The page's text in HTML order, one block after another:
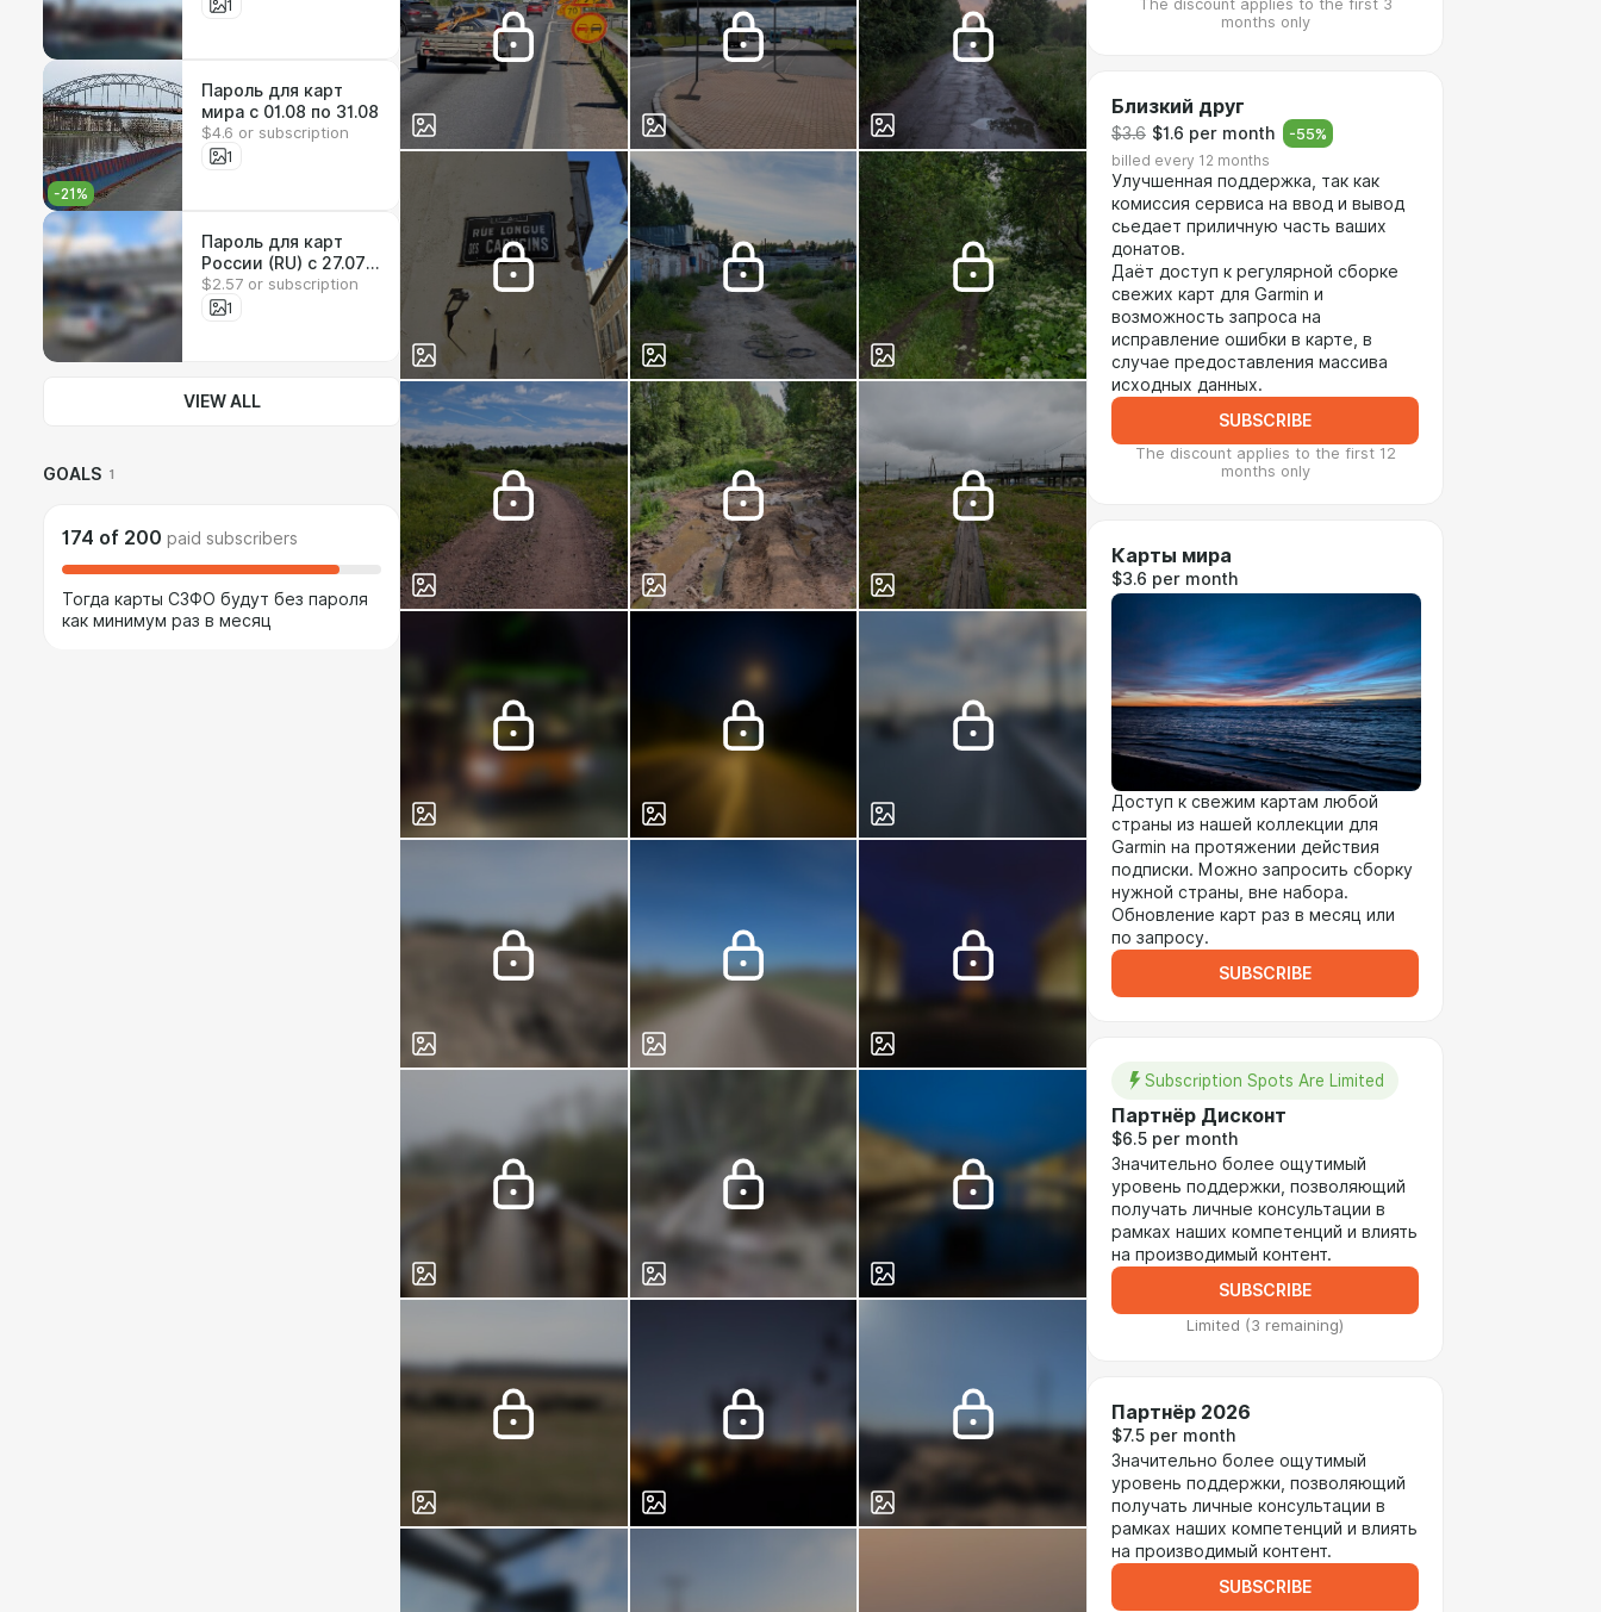
1
-21%
Пароль для карт
мира с 01.08 по 31.08
$4.6 or subscription
1
Пароль для карт
России (RU) с 27.07
по 02.08
$2.57 or subscription
1
VIEW ALL
GOALS 1
174 of 200 paid subscribers
Тогда карты СЗФО будут без пароля
как минимум раз в месяц
The discount applies to the first 3
months only
Близкий друг
$3.6 $1.6 per month -55%
billed every 12 months
Улучшенная поддержка, так как
комиссия сервиса на ввод и вывод
сьедает приличную часть ваших
донатов.
Даёт доступ к регулярной сборке
свежих карт для Garmin и
возможность запроса на
исправление ошибки в карте, в
случае предоставления массива
исходных данных.
SUBSCRIBE
The discount applies to the first 12
months only
Карты мира
$3.6 per month
Доступ к свежим картам любой
страны из нашей коллекции для
Garmin на протяжении действия
подписки. Можно запросить сборку
нужной страны, вне набора.
Обновление карт раз в месяц или
по запросу.
SUBSCRIBE
Subscription Spots Are Limited
Партнёр Дисконт
$6.5 per month
Значительно более ощутимый
уровень поддержки, позволяющий
получать личные консультации в
рамках наших компетенций и влиять
на производимый контент.
SUBSCRIBE
Limited (3 remaining)
Партнёр 2026
$7.5 per month
Значительно более ощутимый
уровень поддержки, позволяющий
получать личные консультации в
рамках наших компетенций и влиять
на производимый контент.
SUBSCRIBE